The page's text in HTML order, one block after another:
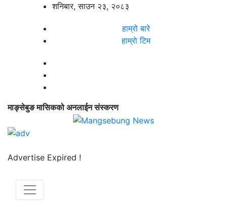
शनिबार, साउन २३, २०८३
हाम्रो बारे
हाम्राे टिम
माङ्सेबुङ मासिकको अनलाईन संस्करण
Advertise Expired !